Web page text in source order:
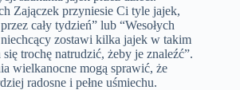
Zajączek przyniesie Ci tyle jajek,
cały tydzień” lub “Wesołych
zostawi kilka jajek w takim
się trochę natrudzić, żeby je znaleźć”.
wielkanocne mogą sprawić, że
radosne i pełne uśmiechu.